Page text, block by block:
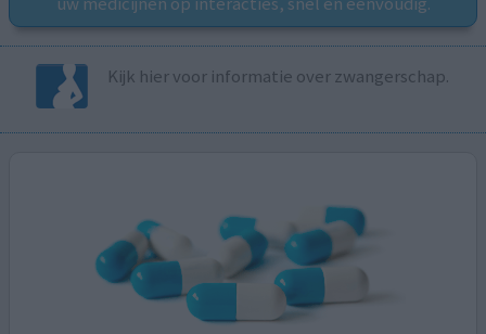
Kijk hier voor informatie over zwangerschap.